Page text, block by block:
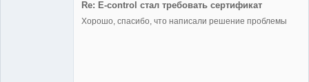
Re: E-control стал требовать сертификат
Хорошо, спасибо, что написали решение проблемы